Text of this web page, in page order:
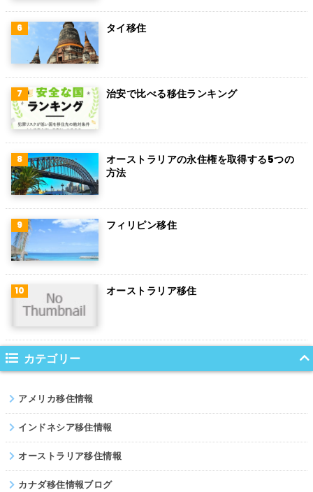
ミャンマー
アイルランド
トルコ
フィンランド
チェコ
チリ
デンマーク
ハンガリー
ポーランド
南アフリカ
サウジアラビア
コロンビア
ノルウェー
ネパール
パキスタン
タイ移住
治安で比べる移住ランキング
オーストラリアの永住権を取得する5つの
方法
フィリピン移住
オーストラリア移住
カテゴリー
アメリカ移住情報
インドネシア移住情報
オーストラリア移住情報
カナダ移住情報ブログ